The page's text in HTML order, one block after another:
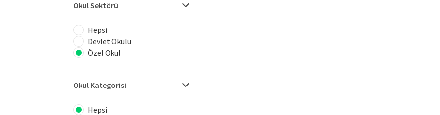
Okul Sektörü
Hepsi
Devlet Okulu
Özel Okul
Okul Kategorisi
Hepsi